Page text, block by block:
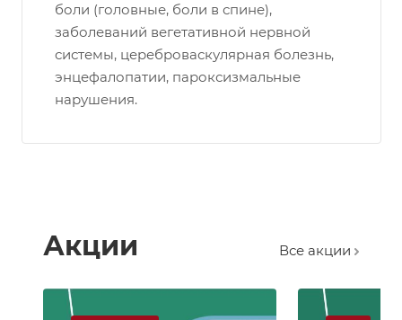
боли (головные, боли в спине),
заболеваний вегетативной нервной
системы, цереброваскулярная болезнь,
энцефалопатии, пароксизмальные
нарушения.
Акции Все акции